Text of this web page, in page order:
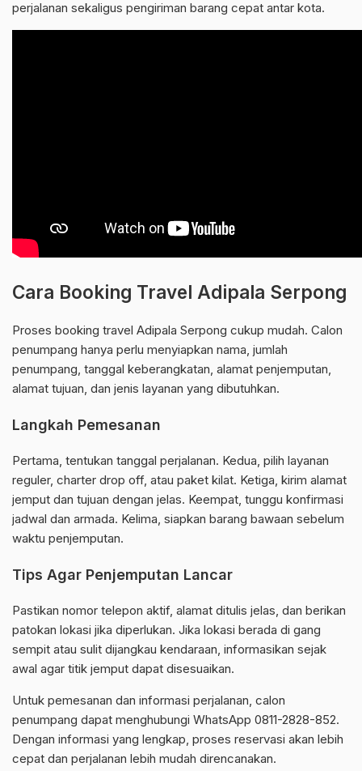
perjalanan sekaligus pengiriman barang cepat antar kota.
Cara Booking Travel Adipala Serpong
Proses booking travel Adipala Serpong cukup mudah. Calon
penumpang hanya perlu menyiapkan nama, jumlah
penumpang, tanggal keberangkatan, alamat penjemputan,
alamat tujuan, dan jenis layanan yang dibutuhkan.
Langkah Pemesanan
Pertama, tentukan tanggal perjalanan. Kedua, pilih layanan
reguler, charter drop off, atau paket kilat. Ketiga, kirim alamat
jemput dan tujuan dengan jelas. Keempat, tunggu konfirmasi
jadwal dan armada. Kelima, siapkan barang bawaan sebelum
waktu penjemputan.
Tips Agar Penjemputan Lancar
Pastikan nomor telepon aktif, alamat ditulis jelas, dan berikan
patokan lokasi jika diperlukan. Jika lokasi berada di gang
sempit atau sulit dijangkau kendaraan, informasikan sejak
awal agar titik jemput dapat disesuaikan.
Untuk pemesanan dan informasi perjalanan, calon
penumpang dapat menghubungi WhatsApp 0811-2828-852.
Dengan informasi yang lengkap, proses reservasi akan lebih
cepat dan perjalanan lebih mudah direncanakan.